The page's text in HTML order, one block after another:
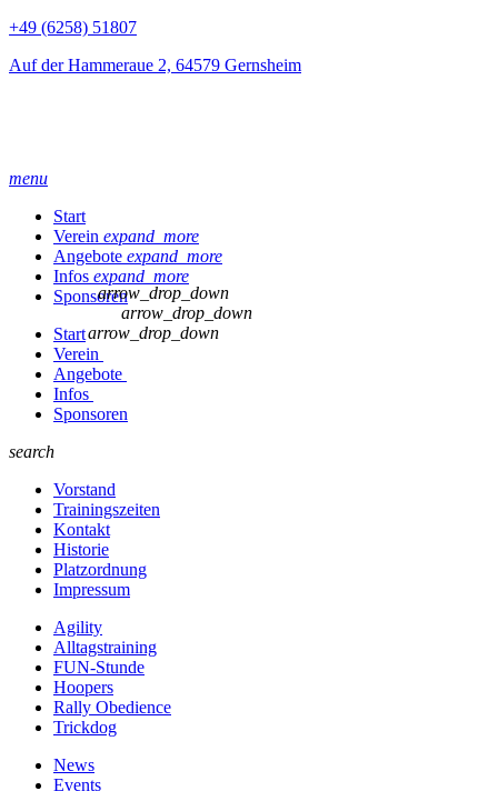
+49 (6258) 51807
Auf der Hammeraue 2, 64579 Gernsheim
menu
Start
Verein expand_more
Angebote expand_more
Infos expand_more
Sponsoren
Start
Verein
arrow_drop_down
Angebote
arrow_drop_down
Infos
arrow_drop_down
Sponsoren
search
Vorstand
Trainingszeiten
Kontakt
Historie
Platzordnung
Impressum
Agility
Alltagstraining
FUN-Stunde
Hoopers
Rally Obedience
Trickdog
News
Events